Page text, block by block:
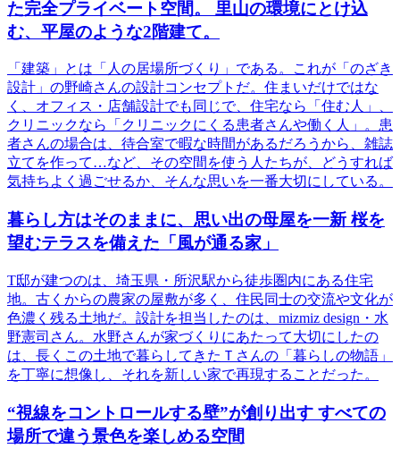
た完全プライベート空間。 里山の環境にとけ込
む、平屋のような2階建て。
「建築」とは「人の居場所づくり」である。これが「のざき
設計」の野崎さんの設計コンセプトだ。住まいだけではな
く、オフィス・店舗設計でも同じで、住宅なら「住む人」、
クリニックなら「クリニックにくる患者さんや働く人」。患
者さんの場合は、待合室で暇な時間があるだろうから、雑誌
立てを作って…など、その空間を使う人たちが、どうすれば
気持ちよく過ごせるか、そんな思いを一番大切にしている。
暮らし方はそのままに、思い出の母屋を一新 桜を
望むテラスを備えた「風が通る家」
T邸が建つのは、埼玉県・所沢駅から徒歩圏内にある住宅
地。古くからの農家の屋敷が多く、住民同士の交流や文化が
色濃く残る土地だ。設計を担当したのは、mizmiz design・水
野憲司さん。水野さんが家づくりにあたって大切にしたの
は、長くこの土地で暮らしてきたＴさんの「暮らしの物語」
を丁寧に想像し、それを新しい家で再現することだった。
“視線をコントロールする壁”が創り出す すべての
場所で違う景色を楽しめる空間